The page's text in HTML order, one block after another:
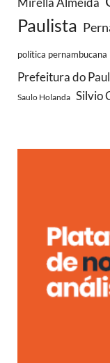
Paulista
política pernambucana
Prefeitura do
Saulo Holanda Silvio